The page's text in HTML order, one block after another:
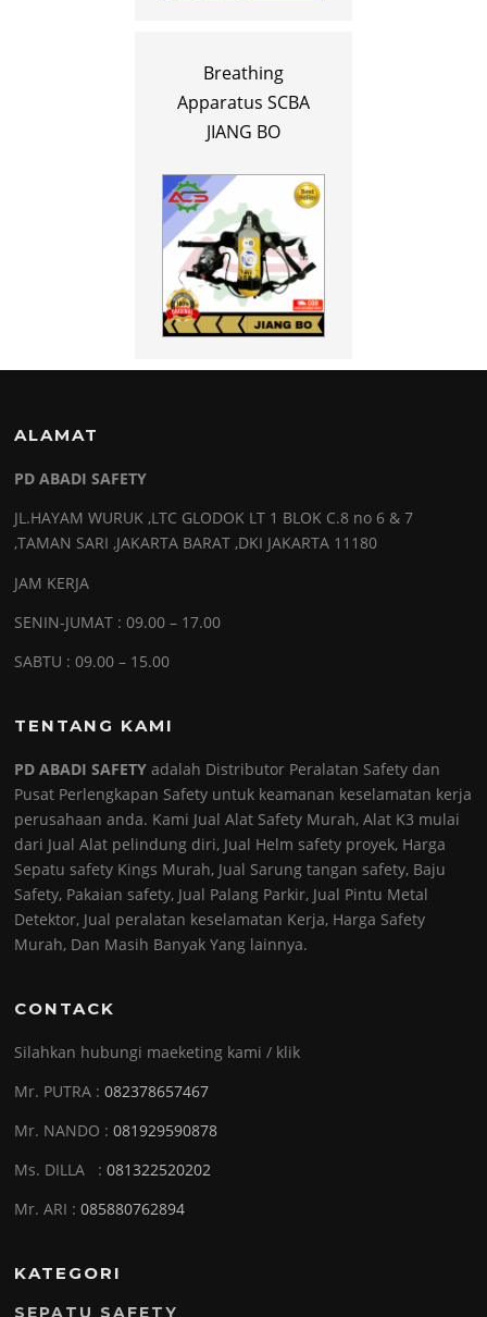
Breathing
Apparatus SCBA
JIANG BO
ALAMAT
PD ABADI SAFETY
JL.HAYAM WURUK ,LTC GLODOK LT 1 BLOK C.8 no 6 & 7
,TAMAN SARI ,JAKARTA BARAT ,DKI JAKARTA 11180
JAM KERJA
SENIN-JUMAT : 09.00 – 17.00
SABTU : 09.00 – 15.00
TENTANG KAMI
PD ABADI SAFETY adalah Distributor Peralatan Safety dan
Pusat Perlengkapan Safety untuk keamanan keselamatan kerja
perusahaan anda. Kami Jual Alat Safety Murah, Alat K3 mulai
dari Jual Alat pelindung diri, Jual Helm safety proyek, Harga
Sepatu safety Kings Murah, Jual Sarung tangan safety, Baju
Safety, Pakaian safety, Jual Palang Parkir, Jual Pintu Metal
Detektor, Jual peralatan keselamatan Kerja, Harga Safety
Murah, Dan Masih Banyak Yang lainnya.
CONTACK
Silahkan hubungi maeketing kami / klik
Mr. PUTRA :082378657467
Mr. NANDO :081929590878
Ms. DILLA :081322520202
Mr. ARI :085880762894
KATEGORI
SEPATU SAFETY